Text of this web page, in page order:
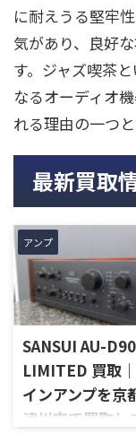
に耐えうる堅牢
気があり、良好
す。ジャズ喫茶
なるオーディオ
れる理由の一つ
最新買取
アンプ
SANSUI AU-
LIMITED 買取
インアンプを京
津川市で買取し